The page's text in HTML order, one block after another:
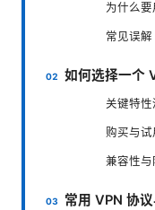
为什么
常见误解
如何选择一个
关键特性
购买与试
兼容性与
常用 VPN 协